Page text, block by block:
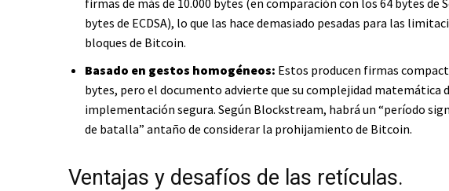
bytes de ECDSA), lo que las hace demasiado pesadas para las
bloques de Bitcoin.
Basado en gestos homogéneos: Estos producen firmas
bytes, pero el documento advierte que su complejidad matemática
implementación segura. Según Blockstream, habrá un “período
de batalla” antaño de considerar la prohijamiento de Bitcoin.
Ventajas y desafíos de las retículas.